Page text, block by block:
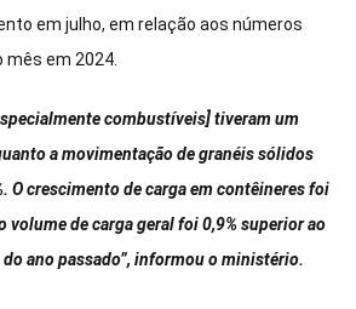
em julho, em relação aos números
em 2024.
combustíveis] tiveram um
a movimentação de granéis sólidos
O crescimento de carga em contêineres foi
volume de carga geral foi 0,9% superior ao
ano passado”, informou o ministério.